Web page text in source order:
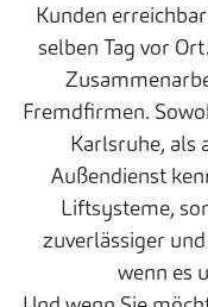
Kunden
selben Tag vor
Fremdfirmen.
Karlsruhe, als
Außendienst
Liftsysteme,
zuverlässiger
wenn es